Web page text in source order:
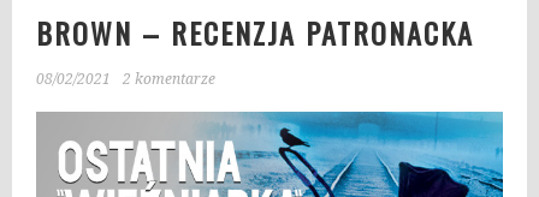
BROWN – RECENZJA PATRONACKA
08/02/2021 2 komentarze